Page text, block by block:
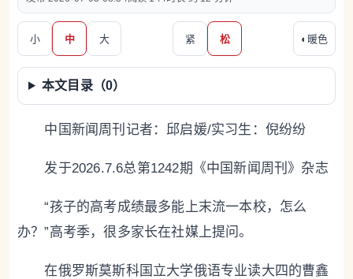
小 中 大 紧 松 ◐ 暖色
本文目录（0）
中国新闻周刊记者：邱启媛/实习生：倪纷纷
发于2026.7.6总第1242期《中国新闻周刊》杂志
“孩子的高考成绩最多能上末流一本校，怎么
办？”高考季，很多家长在社媒上提问。
在俄罗斯莫斯科国立大学俄语专业读大四的曹鑫